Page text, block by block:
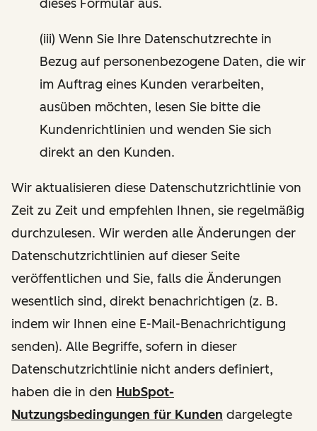
dieses Formular aus.
(iii) Wenn Sie Ihre Datenschutzrechte in
Bezug auf personenbezogene Daten, die wir
im Auftrag eines Kunden verarbeiten,
ausüben möchten, lesen Sie bitte die
Kundenrichtlinien und wenden Sie sich
direkt an den Kunden.
Wir aktualisieren diese Datenschutzrichtlinie von
Zeit zu Zeit und empfehlen Ihnen, sie regelmäßig
durchzulesen. Wir werden alle Änderungen der
Datenschutzrichtlinien auf dieser Seite
veröffentlichen und Sie, falls die Änderungen
wesentlich sind, direkt benachrichtigen (z. B.
indem wir Ihnen eine E-Mail-Benachrichtigung
senden). Alle Begriffe, sofern in dieser
Datenschutzrichtlinie nicht anders definiert,
haben die in den HubSpot-
Nutzungsbedingungen für Kunden dargelegte